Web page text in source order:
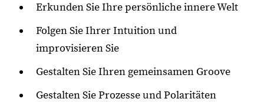
Erkunden Sie Ihre persönliche innere Welt
Folgen Sie Ihrer Intuition und
improvisieren Sie
Gestalten Sie Ihren gemeinsamen Groove
Gestalten Sie Prozesse und Polaritäten